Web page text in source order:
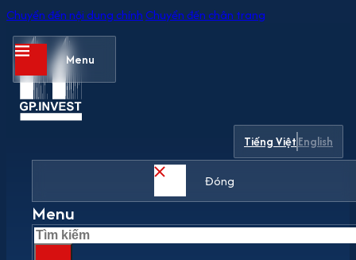
Chuyển đến nội dung chính Chuyển đến chân trang
Menu
Tiếng ViệtEnglish
Đóng
Menu
Tìm
kiếm